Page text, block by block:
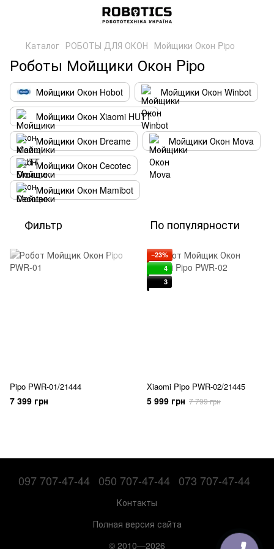
Каталог РОБОТЫ ДЛЯ ОКОН Мойщики Окон Pipo
Роботы Мойщики Окон Pipo
Мойщики Окон Hobot
Мойщики Окон Winbot
Мойщики Окон Xiaomi HUTT
Мойщики Окон Dreame
Мойщики Окон Mova
Мойщики Окон Сecotec
Мойщики Окон Mamibot
Фильтр По популярности
Pipo PWR-01/21444
7 399 грн
−23%
4
3
Xiaomi Pipo PWR-02/21445
5 999 грн 7 799 грн
097 707-47-44 050 707-47-44 073 707-47-44
Контакты
Полная версия сайта
© 2010—2026